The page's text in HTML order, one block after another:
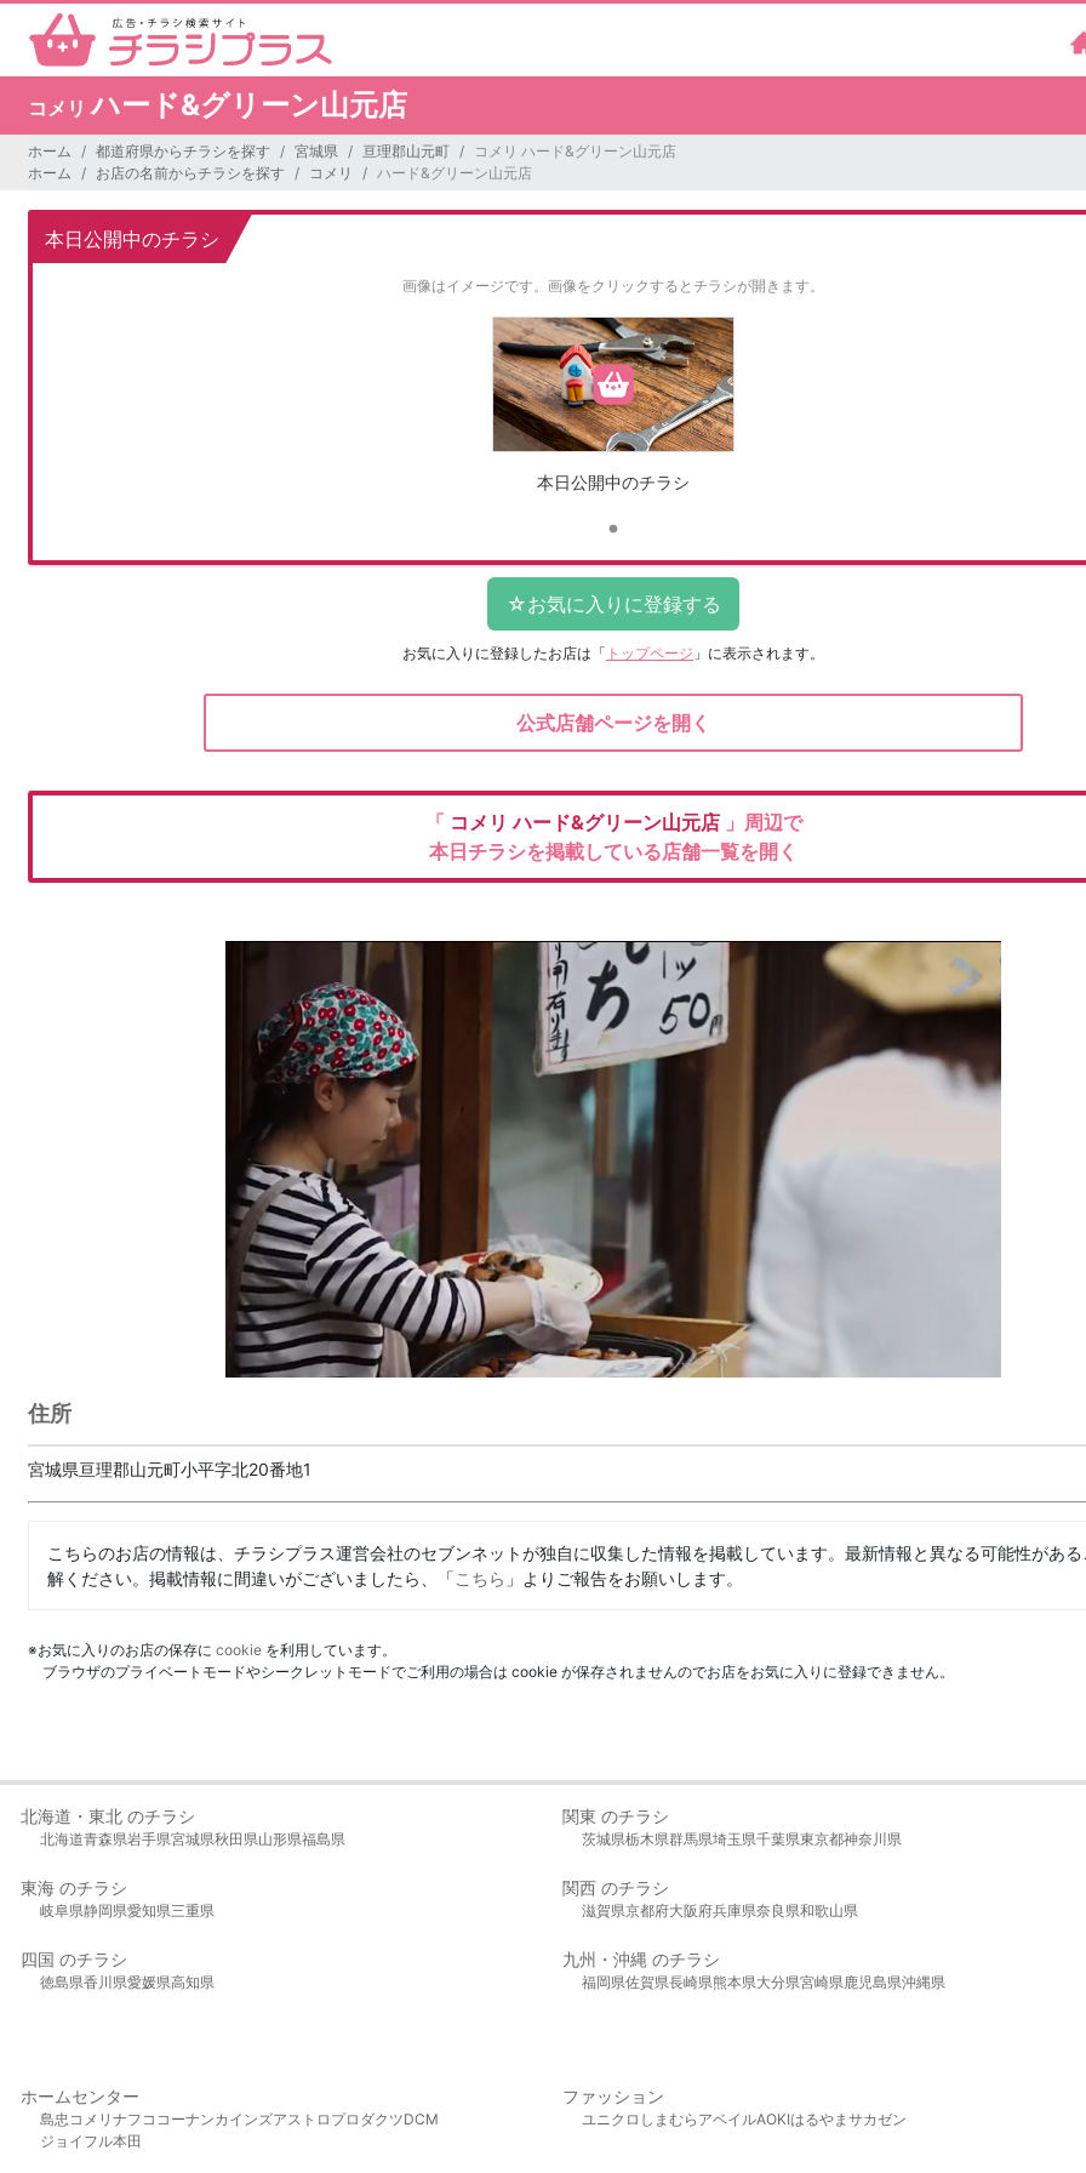
コメリハード&グリーン山元店
ホーム 都道府県からチラシを探す 宮城県 亘理郡山元町
コメリ ハード&グリーン山元店
ホーム
お店の名前からチラシを探す コメリ ハード&グリーン山元店
本日公開中のチラシ
画像はイメージです。 画像をクリックするとチラシが開きます。
本日公開中のチラシ
お気に入りに登録したお店は 「 トップページ 」に表示されます。
公式店舗ページを開く
「 コメリハード&グリーン山元店 」周辺で
本日チラシを掲載している店舗一覧を開く
住所
宮城県亘理郡山元町小平字北20番地1
こちらのお店の情報は、チラシプラス運営会社のセブンネットが独自に収集した情報を掲載しています。最新情報と異なる可能性があ
解ください。掲載情報に間違いがございましたら、「こちら 」よりご報告をお願いします。
※お気に入りのお店の保存に cookie を利用しています。
ブラウザのプライベートモードやシークレットモードでご利用の場合は cookie が保存されませんのでお店をお気に入りに登録できません。
北海道・東北 のチラシ
北海道青森県岩手県宮城県秋田県山形県福島県
関東 のチラシ
茨城県栃木県群馬県埼玉県千葉県東京都神奈川県
東海 のチラシ
岐阜県静岡県愛知県三重県
関西 のチラシ
滋賀県京都府大阪府兵庫県奈良県和歌山県
四国 のチラシ
徳島県香川県愛媛県高知県
九州・沖縄 のチラシ
福岡県佐賀県長崎県熊本県大分県宮崎県鹿児島県沖縄県
ホームセンター
島忠 コメリ ナフコ コーナンカインズアストロプロダクツDCM
ジョイフル本田
ファッション
ユニクロ しまむら アベイルAOKIはるやま サカゼン